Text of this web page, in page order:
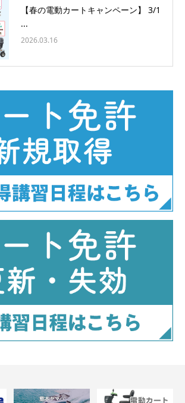
【春の電動カートキャンペーン】 3/1
...
2026.03.16